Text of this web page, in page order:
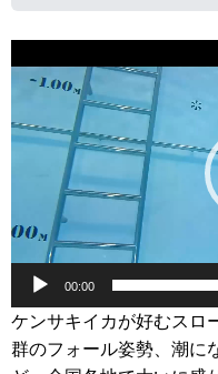
レ
00:00
ケンサキイカが好むスロ
群のフォール姿勢、潮に